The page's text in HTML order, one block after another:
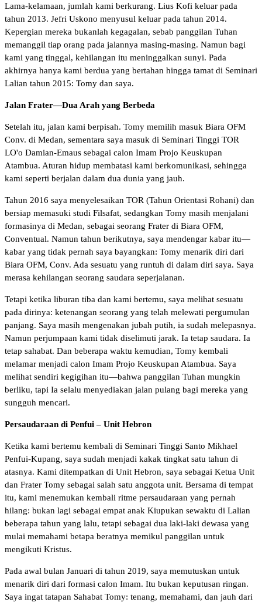
Lama-kelamaan, jumlah kami berkurang. Lius Kofi keluar pada
tahun 2013. Jefri Uskono menyusul keluar pada tahun 2014.
Kepergian mereka bukanlah kegagalan, sebab panggilan Tuhan
memanggil tiap orang pada jalannya masing-masing. Namun bagi
kami yang tinggal, kehilangan itu meninggalkan sunyi. Pada
akhirnya hanya kami berdua yang bertahan hingga tamat di Seminari
Lalian tahun 2015: Tomy dan saya.
Jalan Frater—Dua Arah yang Berbeda
Setelah itu, jalan kami berpisah. Tomy memilih masuk Biara OFM
Conv. di Medan, sementara saya masuk di Seminari Tinggi TOR
LO'o Damian-Emaus sebagai calon Imam Projo Keuskupan
Atambua. Aturan hidup membatasi kami berkomunikasi, sehingga
kami seperti berjalan dalam dua dunia yang jauh.
Tahun 2016 saya menyelesaikan TOR (Tahun Orientasi Rohani) dan
bersiap memasuki studi Filsafat, sedangkan Tomy masih menjalani
formasinya di Medan, sebagai seorang Frater di Biara OFM,
Conventual. Namun tahun berikutnya, saya mendengar kabar itu—
kabar yang tidak pernah saya bayangkan: Tomy menarik diri dari
Biara OFM, Conv. Ada sesuatu yang runtuh di dalam diri saya. Saya
merasa kehilangan seorang saudara seperjalanan.
Tetapi ketika liburan tiba dan kami bertemu, saya melihat sesuatu
pada dirinya: ketenangan seorang yang telah melewati pergumulan
panjang. Saya masih mengenakan jubah putih, ia sudah melepasnya.
Namun perjumpaan kami tidak diselimuti jarak. Ia tetap saudara. Ia
tetap sahabat. Dan beberapa waktu kemudian, Tomy kembali
melamar menjadi calon Imam Projo Keuskupan Atambua. Saya
melihat sendiri kegigihan itu—bahwa panggilan Tuhan mungkin
berliku, tapi Ia selalu menyediakan jalan pulang bagi mereka yang
sungguh mencari.
Persaudaraan di Penfui – Unit Hebron
Ketika kami bertemu kembali di Seminari Tinggi Santo Mikhael
Penfui-Kupang, saya sudah menjadi kakak tingkat satu tahun di
atasnya. Kami ditempatkan di Unit Hebron, saya sebagai Ketua Unit
dan Frater Tomy sebagai salah satu anggota unit. Bersama di tempat
itu, kami menemukan kembali ritme persaudaraan yang pernah
hilang: bukan lagi sebagai empat anak Kiupukan sewaktu di Lalian
beberapa tahun yang lalu, tetapi sebagai dua laki-laki dewasa yang
mulai memahami betapa beratnya memikul panggilan untuk
mengikuti Kristus.
Pada awal bulan Januari di tahun 2019, saya memutuskan untuk
menarik diri dari formasi calon Imam. Itu bukan keputusan ringan.
Saya ingat tatapan Sahabat Tomy: tenang, memahami, dan jauh dari